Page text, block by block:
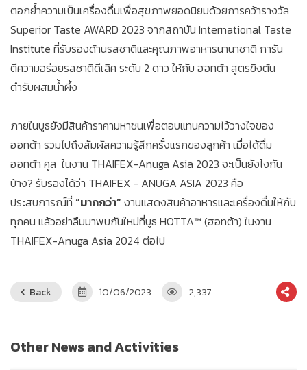
ตอกย้ำความเป็นเครื่องดื่มเพื่อสุขภาพยอดนิยมด้วยการคว้ารางวัล
Superior Taste AWARD 2023 จากสถาบัน International Taste
Institute ที่รับรองด้านรสชาติและคุณภาพอาหารนานาชาติ การัน
ตีความอร่อยรสชาติดีเลิศ ระดับ 2 ดาว ให้กับ ฮอทต้า สูตรขิงต้น
ตำรับผสมน้ำผึ้ง
ภายในบูธยังมีสินค้าราคามหาชนเพื่อตอบแทนความไว้วางใจของ
ฮอทต้า รวมไปถึงสัมผัสความรู้สึกครั้งแรกของลูกค้า เมื่อได้ดื่ม
ฮอทต้า คูล ในงาน THAIFEX-Anuga Asia 2023 จะเป็นยังไงกัน
บ้าง? รับรองได้ว่า THAIFEX - ANUGA ASIA 2023 คือ
ประสบการณ์ที่ “มากกว่า” งานแสดงสินค้าอาหารและเครื่องดื่มให้กับ
ทุกคน แล้วอย่าลืมมาพบกันใหม่ที่บูธ HOTTA™ (ฮอทต้า) ในงาน
THAIFEX-Anuga Asia 2024 ต่อไป
Back 10/06/2023 2,337
Other News and Activities